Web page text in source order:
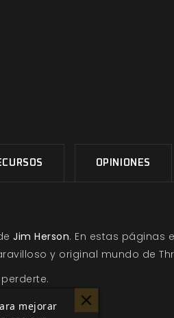
OPINIONES
Jim Herson. En estas páginas
y original mundo de
mejorar